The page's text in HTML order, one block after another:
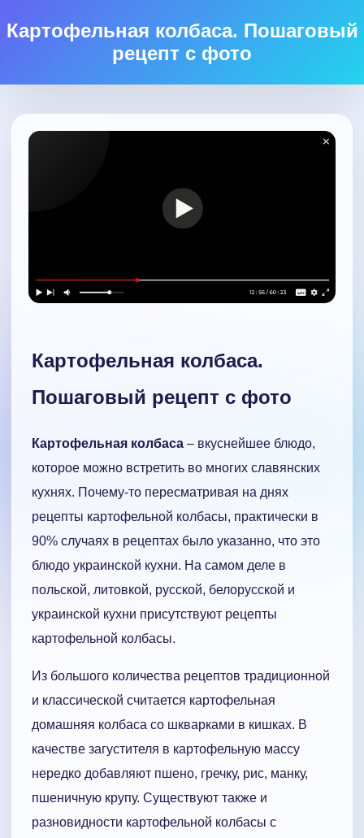
Картофельная колбаса. Пошаговый
рецепт с фото
Картофельная колбаса.
Пошаговый рецепт с фото
Картофельная колбаса – вкуснейшее блюдо,
которое можно встретить во многих славянских
кухнях. Почему-то пересматривая на днях
рецепты картофельной колбасы, практически в
90% случаях в рецептах было указанно, что это
блюдо украинской кухни. На самом деле в
польской, литовкой, русской, белорусской и
украинской кухни присутствуют рецепты
картофельной колбасы.
Из большого количества рецептов традиционной
и классической считается картофельная
домашняя колбаса со шкварками в кишках. В
качестве загустителя в картофельную массу
нередко добавляют пшено, гречку, рис, манку,
пшеничную крупу. Существуют также и
разновидности картофельной колбасы с